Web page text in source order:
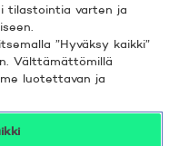
3, 02600
tilastointia varten ja
”Hyväksy kaikki”
Välttämättömillä
luotettavan ja